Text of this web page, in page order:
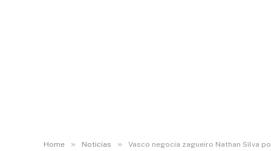
Home » Noticias » Vasco negocia zagueiro Nathan Silva